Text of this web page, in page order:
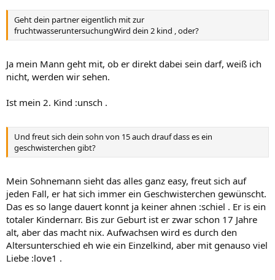
Geht dein partner eigentlich mit zur
fruchtwasseruntersuchungWird dein 2 kind , oder?
Ja mein Mann geht mit, ob er direkt dabei sein darf, weiß ich
nicht, werden wir sehen.
Ist mein 2. Kind :unsch .
Und freut sich dein sohn von 15 auch drauf dass es ein
geschwisterchen gibt?
Mein Sohnemann sieht das alles ganz easy, freut sich auf
jeden Fall, er hat sich immer ein Geschwisterchen gewünscht.
Das es so lange dauert konnt ja keiner ahnen :schiel . Er is ein
totaler Kindernarr. Bis zur Geburt ist er zwar schon 17 Jahre
alt, aber das macht nix. Aufwachsen wird es durch den
Altersunterschied eh wie ein Einzelkind, aber mit genauso viel
Liebe :love1 .